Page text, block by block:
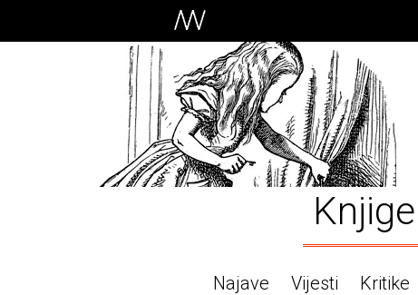
Knjige
Najave Vijesti Kritike